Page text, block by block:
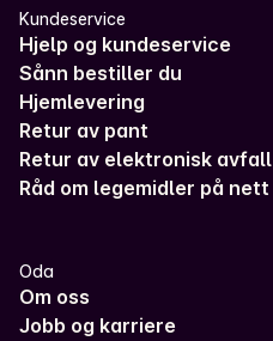
Kundeservice
Hjelp og kundeservice
Sånn bestiller du
Hjemlevering
Retur av pant
Retur av elektronisk avfall
Råd om legemidler på nett
Oda
Om oss
Jobb og karriere